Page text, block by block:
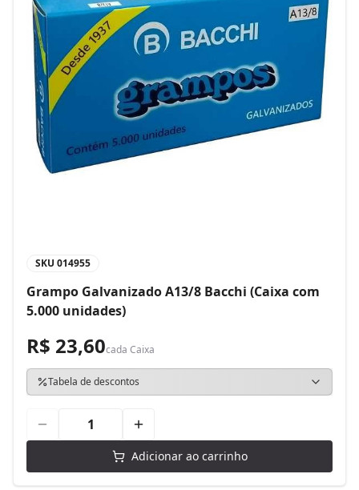
SKU 014955
Grampo Galvanizado A13/8 Bacchi (Caixa com
5.000 unidades)
R$ 23,60cada Caixa
Tabela de descontos
Adicionar ao carrinho